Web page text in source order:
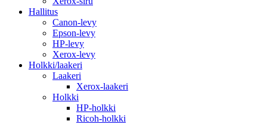
Hallitus
Canon-levy
Epson-levy
HP-levy
Xerox-levy
Holkki/laakeri
Laakeri
Xerox-laakeri
Holkki
HP-holkki
Ricoh-holkki